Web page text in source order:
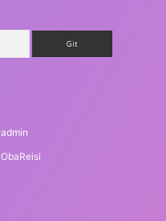
admin
ObaReisi